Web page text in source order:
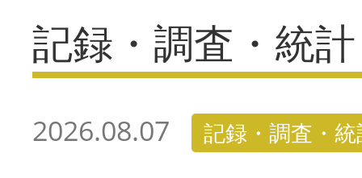
記録・調査・統計
2026.08.07 記録・調査・